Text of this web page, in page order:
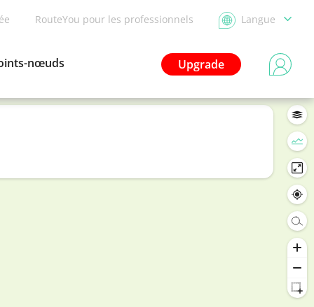
RouteYou pour les professionnels Langue
Upgrade
nœuds